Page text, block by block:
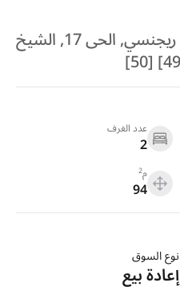
شقة للبيع في كمبوند زايد ريجنسي, الحى 17, الشيخ
عدد الغرف
2
م2
94
نوع السوق
إعادة بيع